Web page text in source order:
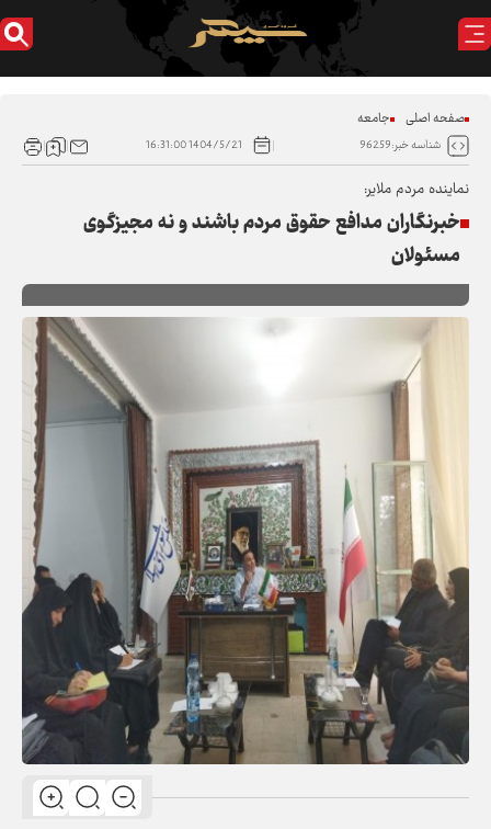
صفحه اصلی جامعه
شناسه خبر:96259 1404/5/21 16:31:00
نماینده مردم ملایر:
خبرنگاران مدافع حقوق مردم باشند و نه مجیزگوی
مسئولان